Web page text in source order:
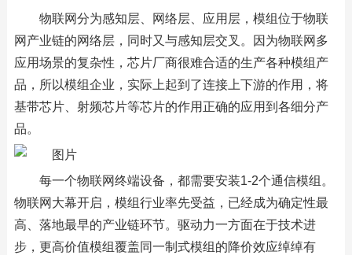
物联网分为感知层、网络层、应用层，模组位于物联
网产业链的网络层，同时又与感知层交叉。因为物联网多
应用场景的复杂性，芯片厂商很难合适的生产各种模组产
品，所以模组企业，实际上起到了连接上下游的作用，将
基带芯片、射频芯片等芯片的作用正确的应用到各细分产
品。
每一个物联网终端设备，都需要安装1-2个通信模组。
物联网大幕开启，模组行业率先受益，已经成为确定性最
高、落地最早的产业链环节。驱动力一方面在于技术进
步，更高价值模组覆盖同一制式模组的降价效应绰绰有